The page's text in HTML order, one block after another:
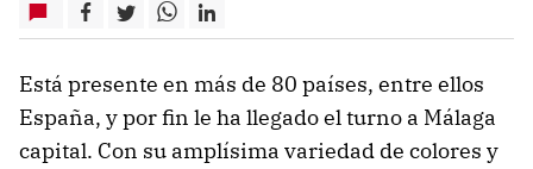
Está presente en más de 80 países, entre ellos
España, y por fin le ha llegado el turno a Málaga
capital. Con su amplísima variedad de colores y